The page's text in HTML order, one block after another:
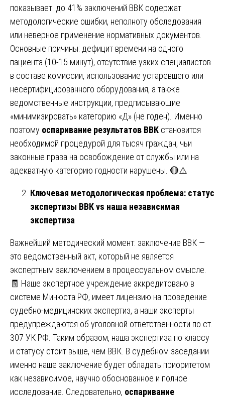
показывает: до 41% заключений ВВК содержат
методологические ошибки, неполноту обследования
или неверное применение нормативных документов.
Основные причины: дефицит времени на одного
пациента (10-15 минут), отсутствие узких специалистов
в составе комиссии, использование устаревшего или
несертифицированного оборудования, а также
ведомственные инструкции, предписывающие
«минимизировать» категорию «Д» (не годен). Именно
поэтому оспаривание результатов ВВК становится
необходимой процедурой для тысяч граждан, чьи
законные права на освобождение от службы или на
адекватную категорию годности нарушены. 🔴⚠️
Ключевая методологическая проблема: статус
экспертизы ВВК vs наша независимая
экспертиза
Важнейший методический момент: заключение ВВК —
это ведомственный акт, который не является
экспертным заключением в процессуальном смысле.
🧾 Наше экспертное учреждение аккредитовано в
системе Минюста РФ, имеет лицензию на проведение
судебно-медицинских экспертиз, а наши эксперты
предупреждаются об уголовной ответственности по ст.
307 УК РФ. Таким образом, наша экспертиза по классу
и статусу стоит выше, чем ВВК. В судебном заседании
именно наше заключение будет обладать приоритетом
как независимое, научно обоснованное и полное
исследование. Следовательно, оспаривание